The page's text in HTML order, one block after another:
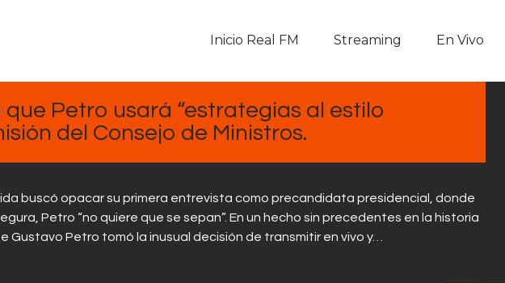
Inicio Real FM Streaming En Vivo
En Vivo
Descarga La APP
Programas
Noticias
Petro usará “estrategias al estilo
del Consejo de Ministros.
buscó opacar su primera entrevista como precandidata presidencial, donde
Petro “no quiere que se sepan”. En un hecho sin precedentes en la historia
Gustavo Petro tomó la inusual decisión de transmitir en vivo y…